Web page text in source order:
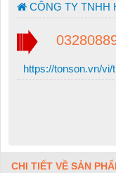
CÔNG TY TNHH
https://tonson.vn/vi/
CHI TIẾT VỀ SẢN